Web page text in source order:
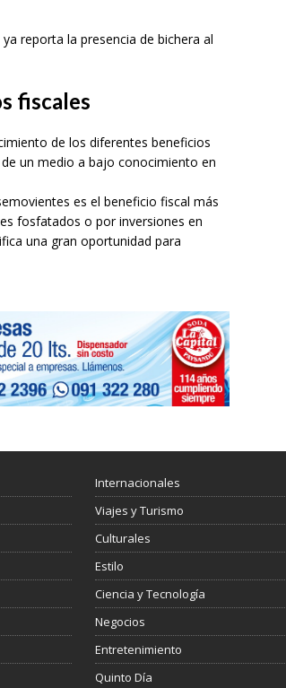
reporta la presencia de bichera al
fiscales
de los diferentes beneficios
un medio a bajo conocimiento en
es el beneficio fiscal más
fosfatados o por inversiones en
una gran oportunidad para
Internacionales
Viajes y Turismo
Culturales
Estilo
Ciencia y Tecnología
Negocios
Entretenimiento
Quinto Día